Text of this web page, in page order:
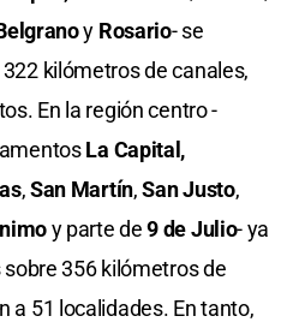
y Rosario- se
kilómetros de canales,
En la región centro -
La Capital,
,San Martín,San Justo,
y parte de9 de Julio- ya
356 kilómetros de
a 51 localidades. En tanto,